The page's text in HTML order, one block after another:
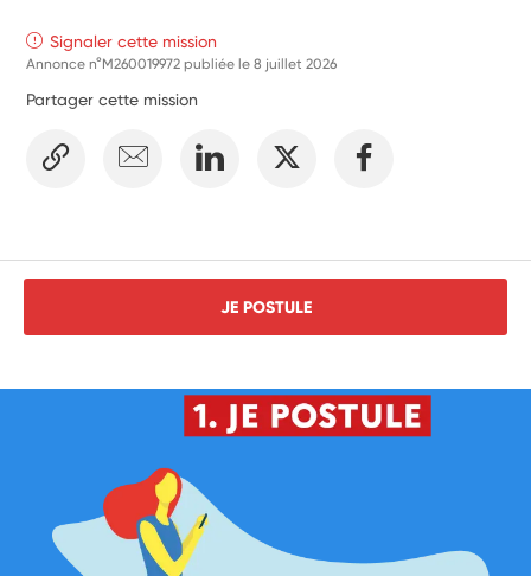
Signaler cette mission
Annonce n°M260019972 publiée le8 juillet 2026
Partager cette mission
JE POSTULE